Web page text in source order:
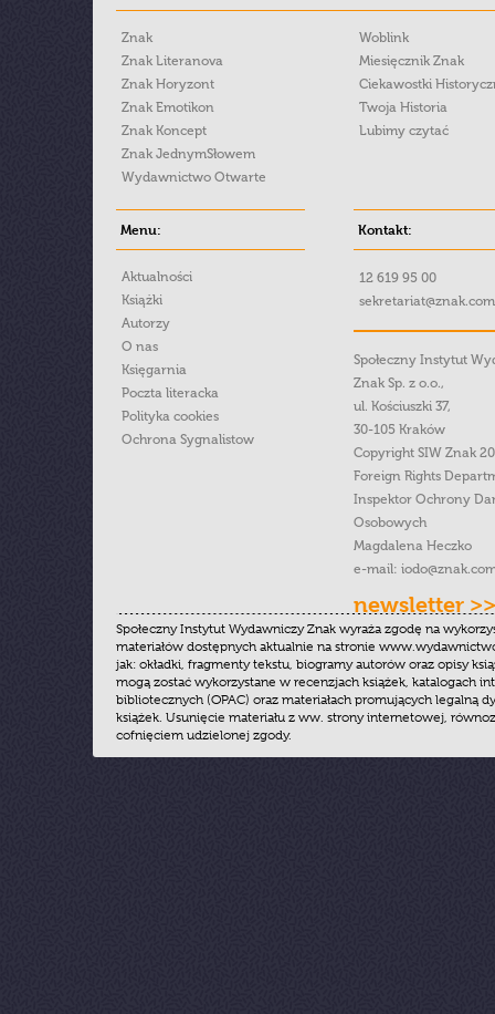
Znak
Znak Literanova
Znak Horyzont
Znak Emotikon
Znak Koncept
Znak JednymSłowem
Wydawnictwo Otwarte
Woblink
Miesięcznik Znak
Ciekawostki
Twoja Historia
Lubimy czytać
Menu:
Aktualności
Książki
Autorzy
O nas
Księgarnia
Poczta literacka
Polityka cookies
Ochrona Sygnalistow
Kontakt:
12 619 95 00
Społeczny Instytut
Znak Sp. z o.o.,
ul. Kościuszki 37,
30-105 Kraków
Copyright SIW Znak
Foreign Rights
Inspektor Ochrony
Osobowych
Magdalena Heczko
e-mail:
newsletter >>
Społeczny Instytut Wydawniczy Znak wyraża zgodę na
materiałów dostępnych aktualnie na stronie
jak: okładki, fragmenty tekstu, biogramy autorów oraz opisy
mogą zostać wykorzystane w recenzjach książek, katalogach
bibliotecznych (OPAC) oraz materiałach promujących legalną
książek. Usunięcie materiału z ww. strony internetowej,
cofnięciem udzielonej zgody.